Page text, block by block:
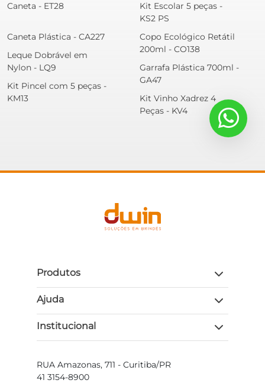
Caneta - ET28
Kit Escolar 5 peças -
KS2 PS
Caneta Plástica - CA227
Leque Dobrável em
Nylon - LQ9
Kit Pincel com 5 peças -
KM13
Copo Ecológico Retátil
200ml - CO138
Garrafa Plástica 700ml -
GA47
Kit Vinho Xadrez 4
Peças - KV4
Produtos
Ajuda
Institucional
RUA Amazonas, 711 - Curitiba/PR
41 3154-8900